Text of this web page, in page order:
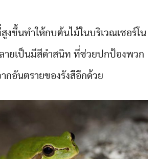
งขึ้นทำให้กบต้นไม้ในบริเวณเชอร์โน
ายเป็นมีสีดำสนิท ที่ช่วยปกป้องพวก
กอันตรายของรังสีอีกด้วย